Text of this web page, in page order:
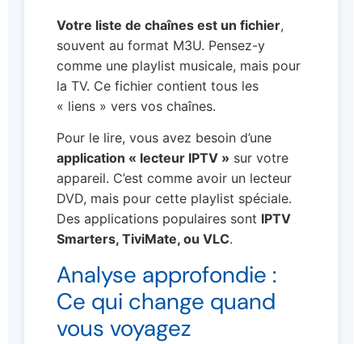
Votre liste de chaînes est un fichier,
souvent au format M3U. Pensez-y
comme une playlist musicale, mais pour
la TV. Ce fichier contient tous les
« liens » vers vos chaînes.
Pour le lire, vous avez besoin d’une
application « lecteur IPTV » sur votre
appareil. C’est comme avoir un lecteur
DVD, mais pour cette playlist spéciale.
Des applications populaires sont IPTV
Smarters, TiviMate, ou VLC.
Analyse approfondie :
Ce qui change quand
vous voyagez